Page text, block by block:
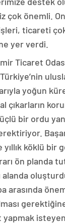
çok önemli.
ticareti
yer verdi.
Ticaret
yoğun
çıkarların
bir ordu
yıllık köklü bir
ön planda
alanda
arasında
yapmak